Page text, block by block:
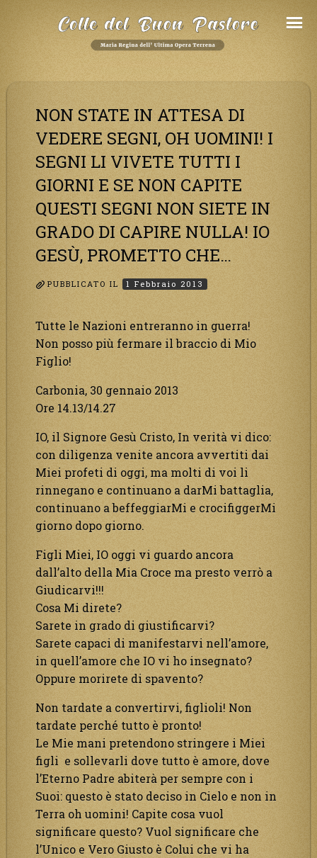
NON STATE IN ATTESA DI
VEDERE SEGNI, OH UOMINI! I
SEGNI LI VIVETE TUTTI I
GIORNI E SE NON CAPITE
QUESTI SEGNI NON SIETE IN
GRADO DI CAPIRE NULLA! IO
GESÙ, PROMETTO CHE…
PUBBLICATO IL 1 Febbraio 2013
Tutte le Nazioni entreranno in guerra!
Non posso più fermare il braccio di Mio
Figlio!
Carbonia, 30 gennaio 2013
Ore 14.13/14.27
IO, il Signore Gesù Cristo, In verità vi dico:
con diligenza venite ancora avvertiti dai
Miei profeti di oggi, ma molti di voi li
rinnegano e continuano a darMi battaglia,
continuano a beffeggiarMi e crocifiggerMi
giorno dopo giorno.
Figli Miei, IO oggi vi guardo ancora
dall’alto della Mia Croce ma presto verrò a
Giudicarvi!!!
Cosa Mi direte?
Sarete in grado di giustificarvi?
Sarete capaci di manifestarvi nell’amore,
in quell’amore che IO vi ho insegnato?
Oppure morirete di spavento?
Non tardate a convertirvi, figlioli! Non
tardate perché tutto è pronto!
Le Mie mani pretendono stringere i Miei
figli e sollevarli dove tutto è amore, dove
l’Eterno Padre abiterà per sempre con i
Suoi: questo è stato deciso in Cielo e non in
Terra oh uomini! Capite cosa vuol
significare questo? Vuol significare che
l’Unico e Vero Giusto è Colui che vi ha